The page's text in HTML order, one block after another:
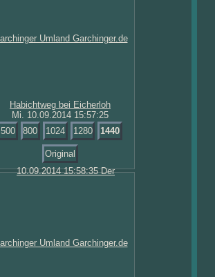
Mi. 10.09.2014 15:57:25
500
800 1024 1280 1440
Original